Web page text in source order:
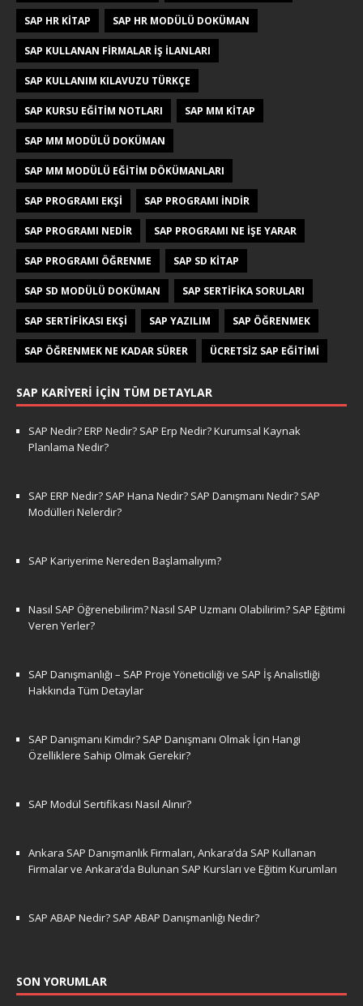
SAP HR KITAP SAP HR MODÜLÜ DOKÜMAN
SAP KULLANAN FIRMALAR IŞ ILANLARI
SAP KULLANIM KILAVUZU TÜRKÇE
SAP KURSU EĞITIM NOTLARI SAP MM KITAP
SAP MM MODÜLÜ DOKÜMAN
SAP MM MODÜLÜ EĞITIM DÖKÜMANLARI
SAP PROGRAMI EKŞI SAP PROGRAMI INDIR
SAP PROGRAMI NEDIR SAP PROGRAMI NE IŞE YARAR
SAP PROGRAMI ÖĞRENME SAP SD KITAP
SAP SD MODÜLÜ DOKÜMAN SAP SERTIFIKA SORULARI
SAP SERTIFIKASI EKŞI SAP YAZILIM SAP ÖĞRENMEK
SAP ÖĞRENMEK NE KADAR SÜRER ÜCRETSIZ SAP EĞITIMI
SAP KARIYERI İÇIN TÜM DETAYLAR
SAP Nedir? ERP Nedir? SAP Erp Nedir? Kurumsal Kaynak
Planlama Nedir?
SAP ERP Nedir? SAP Hana Nedir? SAP Danışmanı Nedir? SAP
Modülleri Nelerdir?
SAP Kariyerime Nereden Başlamalıyım?
Nasıl SAP Öğrenebilirim? Nasıl SAP Uzmanı Olabilirim? SAP Eğitimi
Veren Yerler?
SAP Danışmanlığı – SAP Proje Yöneticiliği ve SAP İş Analistliği
Hakkında Tüm Detaylar
SAP Danışmanı Kimdir? SAP Danışmanı Olmak İçin Hangi
Özelliklere Sahip Olmak Gerekir?
SAP Modül Sertifikası Nasıl Alınır?
Ankara SAP Danışmanlık Firmaları, Ankara’da SAP Kullanan
Firmalar ve Ankara’da Bulunan SAP Kursları ve Eğitim Kurumları
SAP ABAP Nedir? SAP ABAP Danışmanlığı Nedir?
SON YORUMLAR